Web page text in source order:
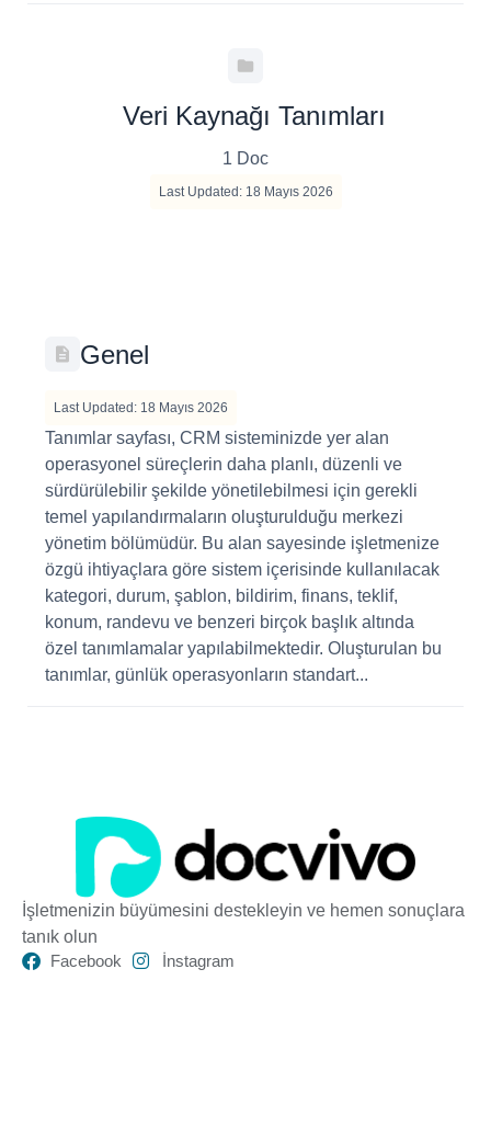
Veri Kaynağı Tanımları
1 Doc
Last Updated: 18 Mayıs 2026
Genel
Last Updated: 18 Mayıs 2026
Tanımlar sayfası, CRM sisteminizde yer alan
operasyonel süreçlerin daha planlı, düzenli ve
sürdürülebilir şekilde yönetilebilmesi için gerekli
temel yapılandırmaların oluşturulduğu merkezi
yönetim bölümüdür. Bu alan sayesinde işletmenize
özgü ihtiyaçlara göre sistem içerisinde kullanılacak
kategori, durum, şablon, bildirim, finans, teklif,
konum, randevu ve benzeri birçok başlık altında
özel tanımlamalar yapılabilmektedir. Oluşturulan bu
tanımlar, günlük operasyonların standart...
İşletmenizin büyümesini destekleyin ve hemen sonuçlara
tanık olun
Facebook
İnstagram